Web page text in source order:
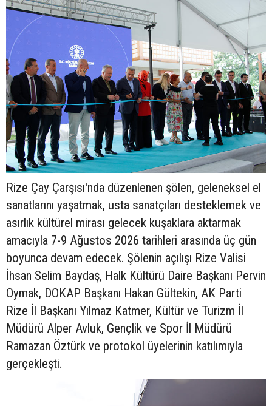
Rize Çay Çarşısı'nda düzenlenen şölen, geleneksel el
sanatlarını yaşatmak, usta sanatçıları desteklemek ve
asırlık kültürel mirası gelecek kuşaklara aktarmak
amacıyla 7-9 Ağustos 2026 tarihleri arasında üç gün
boyunca devam edecek. Şölenin açılışı Rize Valisi
İhsan Selim Baydaş, Halk Kültürü Daire Başkanı Pervin
Oymak, DOKAP Başkanı Hakan Gültekin, AK Parti
Rize İl Başkanı Yılmaz Katmer, Kültür ve Turizm İl
Müdürü Alper Avluk, Gençlik ve Spor İl Müdürü
Ramazan Öztürk ve protokol üyelerinin katılımıyla
gerçekleşti.